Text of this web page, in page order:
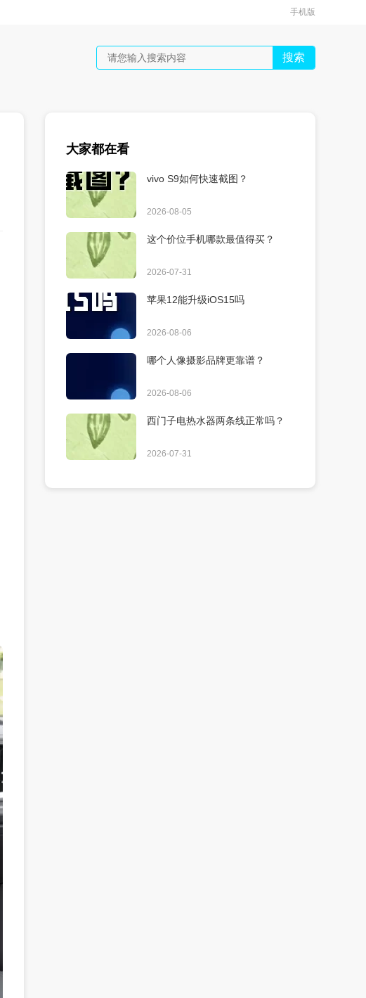
手机版
搜索
大家都在看
vivo S9如何快速截图？
2026-08-05
这个价位手机哪款最值得买？
2026-07-31
苹果12能升级iOS15吗
2026-08-06
哪个人像摄影品牌更靠谱？
2026-08-06
西门子电热水器两条线正常吗？
2026-07-31